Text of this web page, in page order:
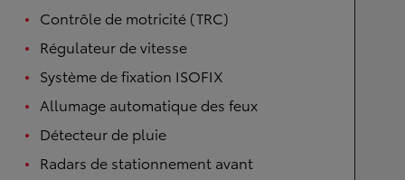
Contrôle de motricité (TRC)
Régulateur de vitesse
Système de fixation ISOFIX
Allumage automatique des feux
Détecteur de pluie
Radars de stationnement avant